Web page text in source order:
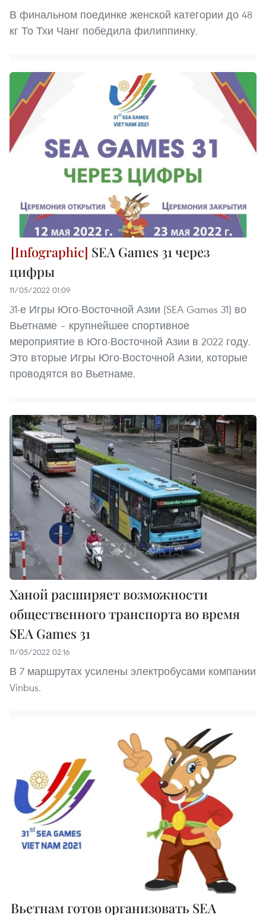
В финальном поединке женской категории до 48
кг То Тхи Чанг победила филиппинку.
SEA Games 31 через
цифры
11/05/2022 01:09
31-е Игры Юго-Восточной Азии (SEA Games 31) во
Вьетнаме – крупнейшее спортивное
мероприятие в Юго-Восточной Азии в 2022 году.
Это вторые Игры Юго-Восточной Азии, которые
проводятся во Вьетнаме.
Ханой расширяет возможности
общественного транспорта во время
SEA Games 31
11/05/2022 02:16
В 7 маршрутах усилены электробусами компании
Vinbus.
Вьетнам готов организовать SEA